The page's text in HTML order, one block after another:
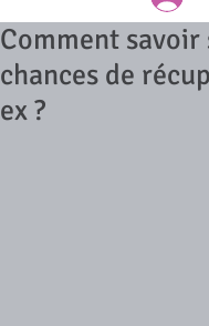
Comment savoir
chances de
ex ?